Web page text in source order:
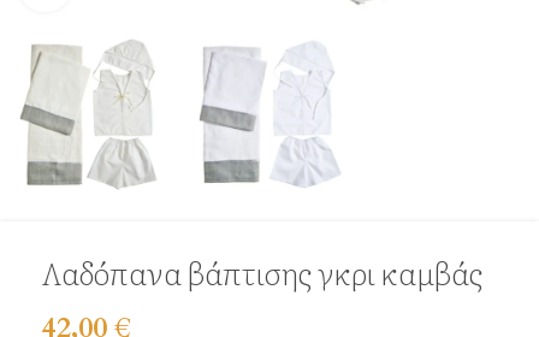
Λαδόπανα βάπτισης γκρι καμβάς
42,00€